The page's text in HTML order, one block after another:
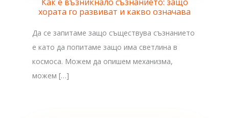
хората го развиват и какво означава
Да се запитаме защо съществува съзнанието
е като да попитаме защо има светлина в
космоса. Можем да опишем механизма,
можем […]